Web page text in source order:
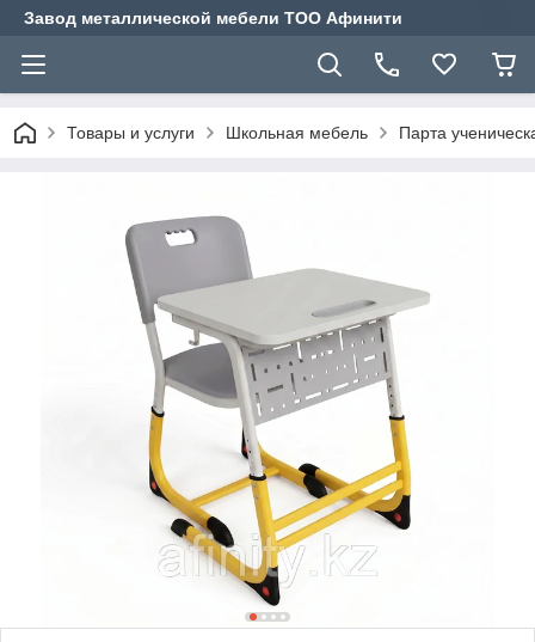
Завод металлической мебели ТОО Афинити
Товары и услуги Школьная мебель Парта